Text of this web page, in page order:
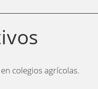
colegios agrícolas.